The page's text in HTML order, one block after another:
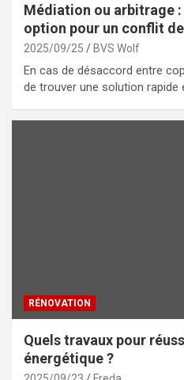
Médiation ou arbitrage
option pour un conflit
2025/09/25 BVS Wolf
En cas de désaccord entre
de trouver une solution rapide
RÉNOVATION
Quels travaux pour
énergétique ?